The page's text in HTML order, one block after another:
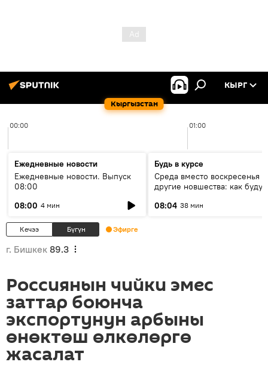
Кыргызстан
КЫРГ
00:00 01:00
Ежедневные новости
Ежедневные новости. Выпуск
08:00
08:00 4 мин
Будь в курсе
Среда вместо воскресенья и
другие новшества: как будут
08:04 38 мин
Кечээ Бүгүн Эфирге
г. Бишкек 89.3
Россиянын чийки эмес
заттар боюнча
экспортунун арбыны
өнөктөш өлкөлөргө
жасалат